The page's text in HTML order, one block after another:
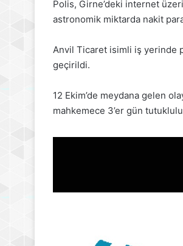
Polis, Girne’deki internet
astronomik miktarda nakit
Anvil Ticaret isimli iş yerinde
geçirildi.
12 Ekim’de meydana gelen
mahkemece 3’er gün